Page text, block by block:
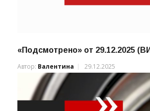
«Подсмотрено» от 29.12.2025
Автор:Валентина 29.12.2025